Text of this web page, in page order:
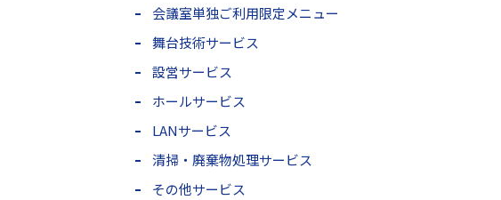
会議室単独ご利用限定メニュー
舞台技術サービス
設営サービス
ホールサービス
LANサービス
清掃・廃棄物処理サービス
その他サービス